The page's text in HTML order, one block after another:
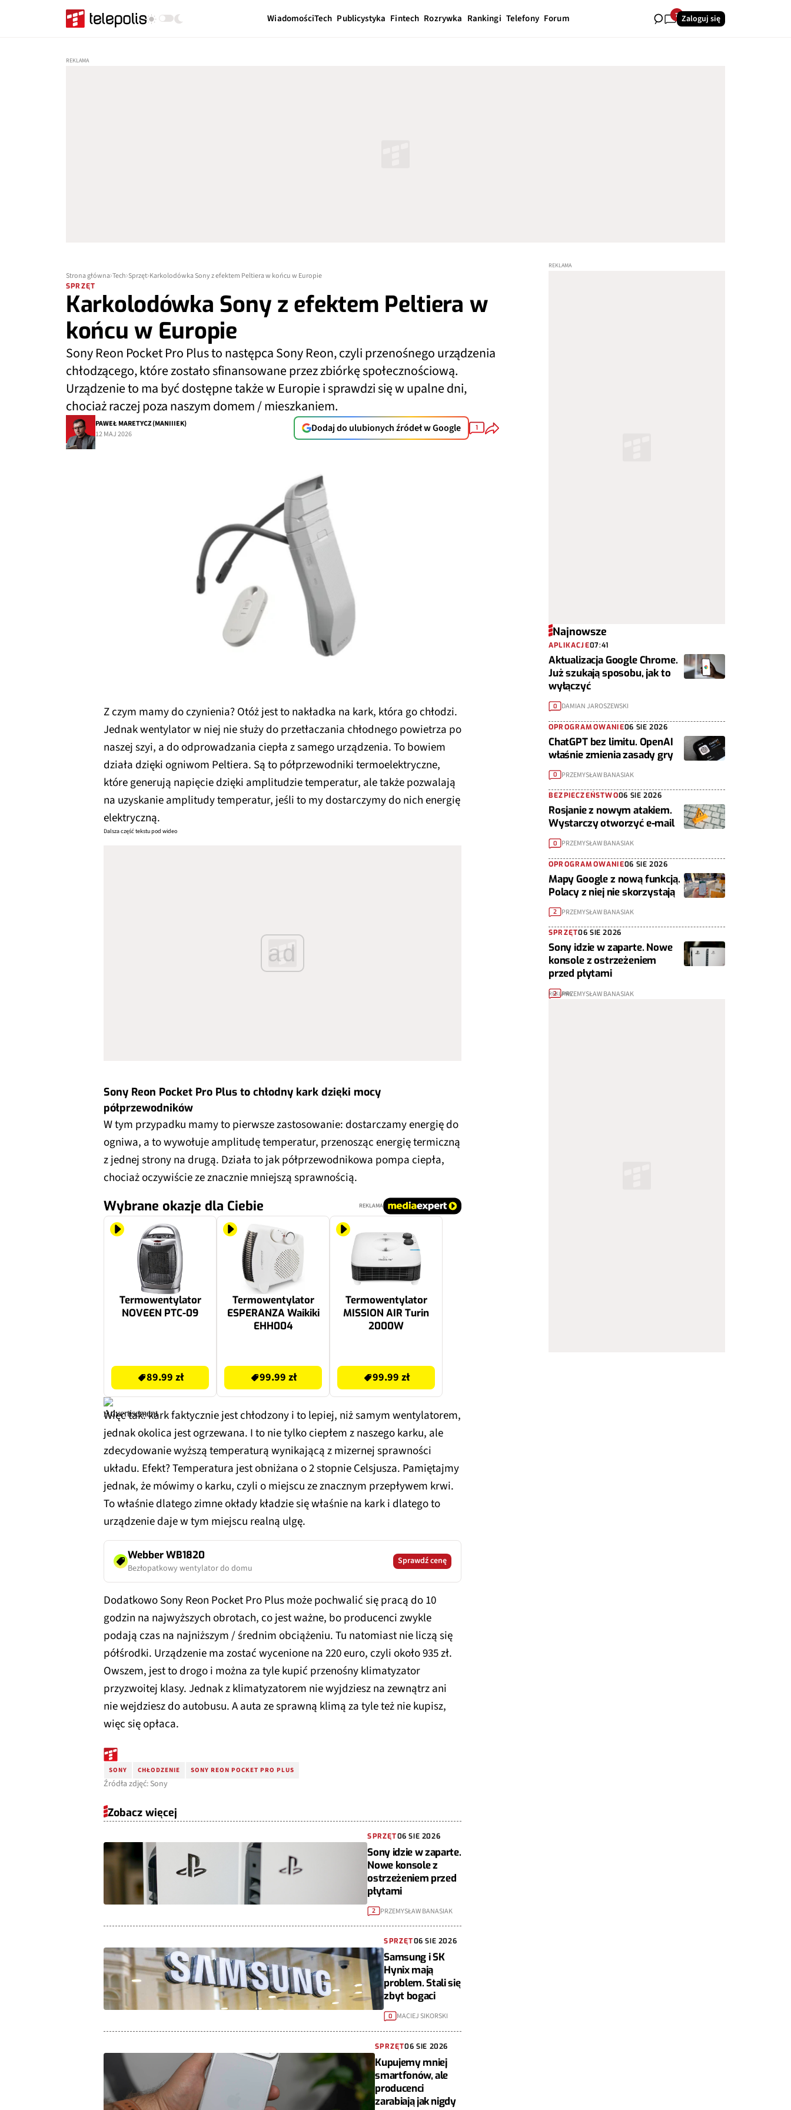
WiadomościTech Publicystyka Fintech Rozrywka Rankingi Telefony Forum 7 Zaloguj się
Strona główna Tech Sprzęt Karkolodówka Sony z efektem Peltiera w końcu w Europie
SPRZĘT
Karkolodówka Sony z efektem Peltiera w
końcu w Europie
Sony Reon Pocket Pro Plus to następca Sony Reon, czyli przenośnego urządzenia
chłodzącego, które zostało sfinansowane przez zbiórkę społecznościową.
Urządzenie to ma być dostępne także w Europie i sprawdzi się w upalne dni,
chociaż raczej poza naszym domem / mieszkaniem.
PAWEŁ MARETYCZ (MANIIIEK)
12 MAJ 2026
Dodaj do ulubionych źródeł w Google 1
Z czym mamy do czynienia? Otóż jest to nakładka na kark, która go chłodzi.
Jednak wentylator w niej nie służy do przetłaczania chłodnego powietrza po
naszej szyi, a do odprowadzania ciepła z samego urządzenia. To bowiem
działa dzięki ogniwom Peltiera. Są to półprzewodniki termoelektryczne,
które generują napięcie dzięki amplitudzie temperatur, ale także pozwalają
na uzyskanie amplitudy temperatur, jeśli to my dostarczymy do nich energię
elektryczną.
Dalsza część tekstu pod wideo
ad
Sony Reon Pocket Pro Plus to chłodny kark dzięki mocy
półprzewodników
W tym przypadku mamy to pierwsze zastosowanie: dostarczamy energię do
ogniwa, a to wywołuje amplitudę temperatur, przenosząc energię termiczną
z jednej strony na drugą. Działa to jak półprzewodnikowa pompa ciepła,
chociaż oczywiście ze znacznie mniejszą sprawnością.
Wybrane okazje dla Ciebie REKLAMA
Termowentylator
NOVEEN PTC-09
89.99 zł
Termowentylator
ESPERANZA Waikiki
EHH004
99.99 zł
Termowentylator
MISSION AIR Turin
2000W
99.99 zł
Więc tak: kark faktycznie jest chłodzony i to lepiej, niż samym wentylatorem,
jednak okolica jest ogrzewana. I to nie tylko ciepłem z naszego karku, ale
zdecydowanie wyższą temperaturą wynikającą z mizernej sprawności
układu. Efekt? Temperatura jest obniżana o 2 stopnie Celsjusza. Pamiętajmy
jednak, że mówimy o karku, czyli o miejscu ze znacznym przepływem krwi.
To właśnie dlatego zimne okłady kładzie się właśnie na kark i dlatego to
urządzenie daje w tym miejscu realną ulgę.
Webber WB1820
Bezłopatkowy wentylator do domu
Sprawdź cenę
Dodatkowo Sony Reon Pocket Pro Plus może pochwalić się pracą do 10
godzin na najwyższych obrotach, co jest ważne, bo producenci zwykle
podają czas na najniższym / średnim obciążeniu. Tu natomiast nie liczą się
półśrodki. Urządzenie ma zostać wycenione na 220 euro, czyli około 935 zł.
Owszem, jest to drogo i można za tyle kupić przenośny klimatyzator
przyzwoitej klasy. Jednak z klimatyzatorem nie wyjdziesz na zewnątrz ani
nie wejdziesz do autobusu. A auta ze sprawną klimą za tyle też nie kupisz,
więc się opłaca.
SONY CHŁODZENIE SONY REON POCKET PRO PLUS
Źródła zdjęć: Sony
Zobacz więcej
SPRZĘT06 SIE 2026
Sony idzie w zaparte.
Nowe konsole z
ostrzeżeniem przed
płytami
2 PRZEMYSŁAW BANASIAK
SPRZĘT06 SIE 2026
Samsung i SK
Hynix mają
problem. Stali się
zbyt bogaci
0 MACIEJ SIKORSKI
SPRZĘT06 SIE 2026
Kupujemy mniej
smartfonów, ale
producenci
zarabiają jak nigdy
Najnowsze
APLIKACJE07:41
Aktualizacja Google Chrome.
Już szukają sposobu, jak to
wyłączyć
0 DAMIAN JAROSZEWSKI
OPROGRAMOWANIE06 SIE 2026
ChatGPT bez limitu. OpenAI
właśnie zmienia zasady gry
0 PRZEMYSŁAW BANASIAK
BEZPIECZEŃSTWO06 SIE 2026
Rosjanie z nowym atakiem.
Wystarczy otworzyć e-mail
0 PRZEMYSŁAW BANASIAK
OPROGRAMOWANIE06 SIE 2026
Mapy Google z nową funkcją.
Polacy z niej nie skorzystają
2 PRZEMYSŁAW BANASIAK
SPRZĘT06 SIE 2026
Sony idzie w zaparte. Nowe
konsole z ostrzeżeniem
przed płytami
2 PRZEMYSŁAW BANASIAK